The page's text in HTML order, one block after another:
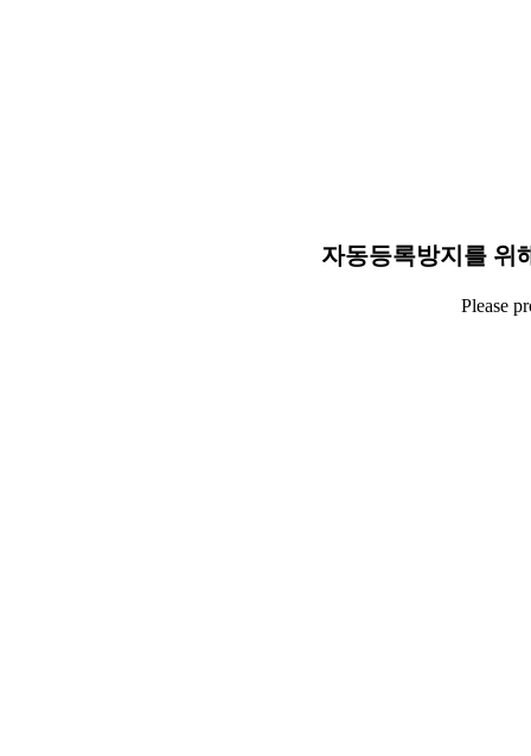
자동등록방지를 위
Please